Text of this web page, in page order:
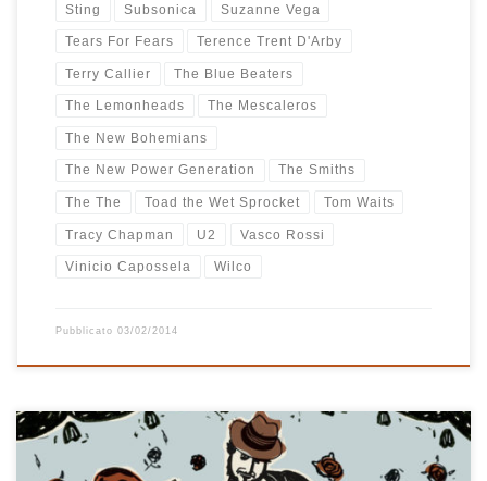
Sting Subsonica Suzanne Vega
Tears For Fears Terence Trent D'Arby
Terry Callier The Blue Beaters
The Lemonheads The Mescaleros
The New Bohemians
The New Power Generation The Smiths
The The Toad the Wet Sprocket Tom Waits
Tracy Chapman U2 Vasco Rossi
Vinicio Capossela Wilco
Pubblicato 03/02/2014